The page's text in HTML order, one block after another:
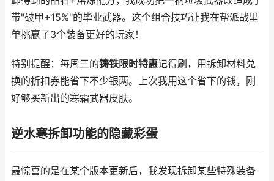
带"破甲+15%"的毕业武器。这个组合技巧让我在帮派战里
单挑赢了3个装备更好的玩家！
特别提醒：每周三的铸铁限时特惠记得刷，用拆卸材料兑
换的折扣券能省下不少银两。上次我用这个省下的钱，刚
好够买新出的寒霜武器皮肤。
逆水寒拆卸功能的隐藏彩蛋
最惊喜的是在某个版本更新后，我发现拆卸某些特殊装备